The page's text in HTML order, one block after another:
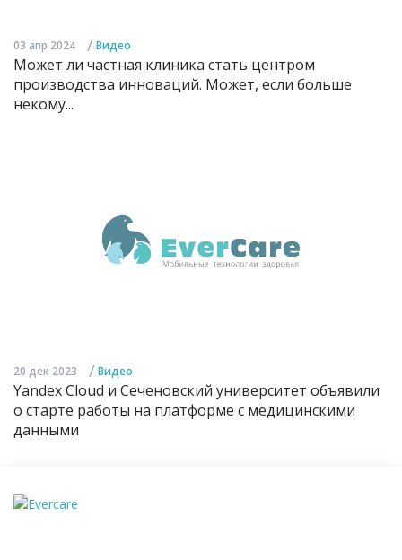
03 апр 2024 / Видео
Может ли частная клиника стать центром
производства инноваций. Может, если больше
некому...
20 дек 2023 / Видео
Yandex Cloud и Сеченовский университет объявили
о старте работы на платформе с медицинскими
данными